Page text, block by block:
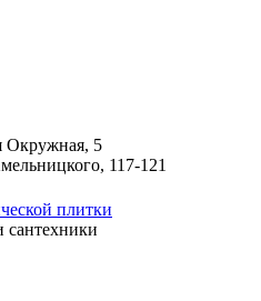
Окружная, 5
117-121
сантехники